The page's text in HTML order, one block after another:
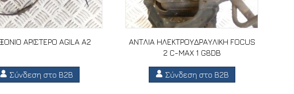
ΑΡΙΣΤΕΡΟ AGILA A2
Σύνδεση στο B2B
ΑΝΤΛΙΑ ΗΛΕΚΤΡΟΥΔΡΑΥΛΙΚΗ FOCUS
2 C-MAX 1 G8DB
Σύνδεση στο B2B